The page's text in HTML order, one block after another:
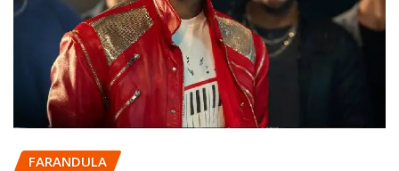
FARANDULA